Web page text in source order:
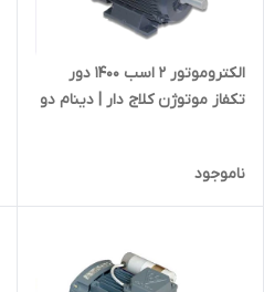
الکتروموتور ۲ اسب ۱۴۰۰ دور
تکفاز موتوژن کلاج دار | دینام دو
ناموجود